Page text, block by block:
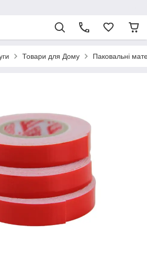
Товари для Дому Паковальні